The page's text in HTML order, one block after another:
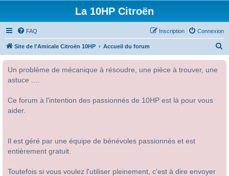
La 10HP Citroën
FAQ Connexion
Inscription
Site de l'Amicale Citroën 10HP Accueil du forum
Un problème de mécanique à résoudre, une pièce à trouver, une
astuce ....
Ce forum à l'intention des passionnés de 10HP est là pour vous
aider.
Il est géré par une équipe de bénévoles passionnés et est
entièrement gratuit.
Toutefois si vous voulez l'utiliser pleinement, c'est à dire envoyer